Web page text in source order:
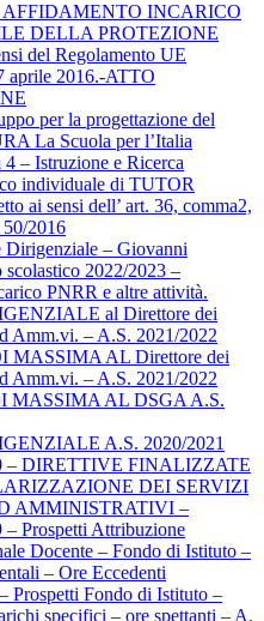
INCARICO
DELLA PROTEZIONE
del Regolamento UE
aprile 2016.-ATTO
per la progettazione del
La Scuola per l’Italia
– Istruzione e Ricerca
individuale di TUTOR
ai sensi dell’ art. 36, comma2,
2016
Dirigenziale – Giovanni
scolastico 2022/2023 –
PNRR e altre attività.
al Direttore dei
Amm.vi. – A.S. 2021/2022
MASSIMA AL Direttore dei
Amm.vi. – A.S. 2021/2022
MASSIMA AL DSGA A.S.
A.S. 2020/2021
– DIRETTIVE FINALIZZATE
DEI SERVIZI
AMMINISTRATIVI –
– Prospetti Attribuzione
Docente – Fondo di Istituto –
– Ore Eccedenti
Prospetti Fondo di Istituto –
specifici – ore spettanti – A.